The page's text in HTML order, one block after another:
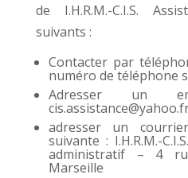
de I.H.R.M.-C.I.S.
suivants :
Contacter par
numéro de téléphone
Adresser un
adresser un
suivante : I.H.R.M.-
administratif – 4
Marseille